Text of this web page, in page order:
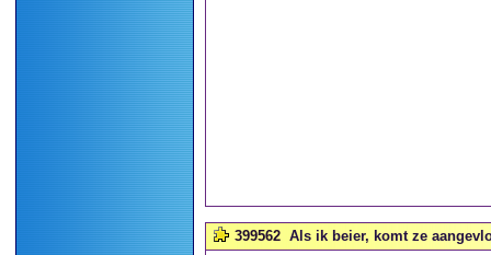
399562 Als ik beier, komt ze